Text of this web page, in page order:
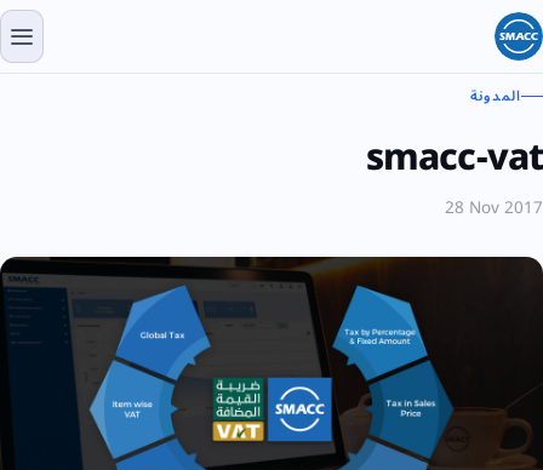
المدونة
smacc-vat
28 Nov 2017